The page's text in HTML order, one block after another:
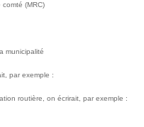
(MRC)
municipalité
par exemple :
routière, on écrirait, par exemple :